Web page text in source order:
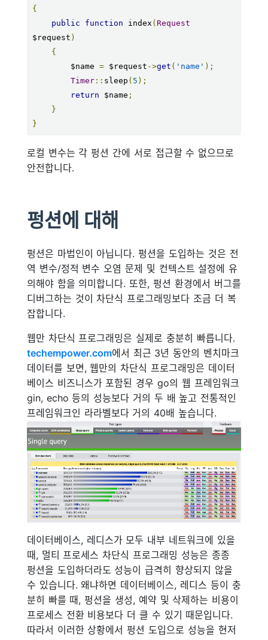
{
public
function index ( Request
$request )
{
        $name
= $request ->get ( 'name' );
Timer:: sleep ( 5 );
return $name ;
}
}
로컬 변수는 각 펑션 간에 서로 접근할 수 없으므로
안전합니다.
펑션에 대해
펑션은 마법인이 아닙니다. 펑션을 도입하는 것은 전
역 변수/정적 변수 오염 문제 및 컨텍스트 설정에 유
의해야 함을 의미합니다. 또한, 펑션 환경에서 버그를
디버그하는 것이 차단식 프로그래밍보다 조금 더 복
잡합니다.
웹만 차단식 프로그래밍은 실제로 충분히 빠릅니다.
techempower.com에서 최근 3년 동안의 벤치마크
데이터를 보면, 웹만의 차단식 프로그래밍은 데이터
베이스 비즈니스가 포함된 경우 go의 웹 프레임워크
gin, echo 등의 성능보다 거의 두 배 높고 전통적인
프레임워크인 라라벨보다 거의 40배 높습니다.
데이터베이스, 레디스가 모두 내부 네트워크에 있을
때, 멀티 프로세스 차단식 프로그래밍 성능은 종종
펑션을 도입하더라도 성능이 급격히 향상되지 않을
수 있습니다. 왜냐하면 데이터베이스, 레디스 등이 충
분히 빠를 때, 펑션을 생성, 예약 및 삭제하는 비용이
프로세스 전환 비용보다 더 클 수 있기 때문입니다.
따라서 이러한 상황에서 펑션 도입으로 성능을 현저